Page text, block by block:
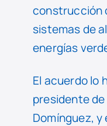
construcción
sistemas de
energías
El acuerdo lo
presidente
Domínguez,